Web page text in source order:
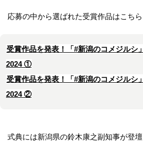
応募の中から選ばれた受賞作品はこちら
受賞作品を発表！「#新潟のコメジルシ
2024 ①
受賞作品を発表！「#新潟のコメジルシ
2024 ②
式典には新潟県の鈴木康之副知事が登